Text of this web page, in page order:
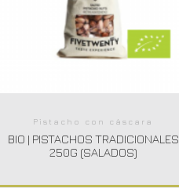
Pistacho con cáscara
BIO | PISTACHOS TRADICIONALES
250G (SALADOS)